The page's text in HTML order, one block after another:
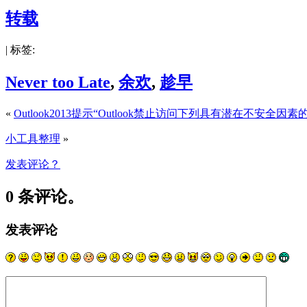
转载
| 标签:
Never too Late, 余欢, 趁早
« Outlook2013提示“Outlook禁止访问下列具有潜在不安全因素
小工具整理 »
发表评论？
0 条评论。
发表评论